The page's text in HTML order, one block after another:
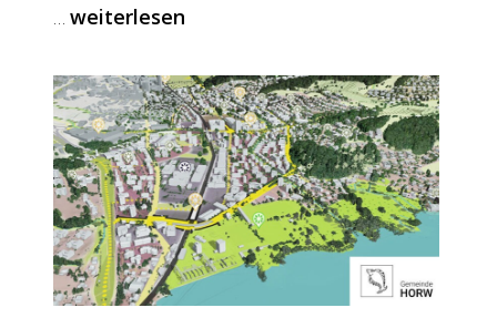
… Die
Zürich
arbeitet
mit
LUUCY
weiterlesen